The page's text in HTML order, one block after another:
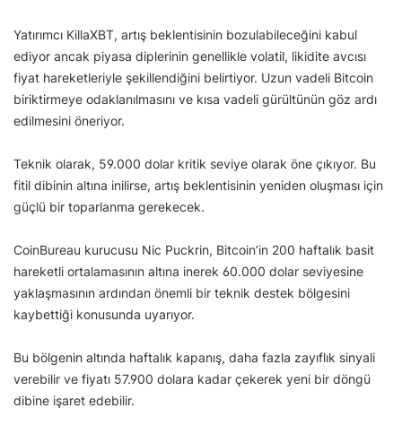
Yatırımcı KillaXBT, artış beklentisinin bozulabileceğini kabul
ediyor ancak piyasa diplerinin genellikle volatil, likidite avcısı
fiyat hareketleriyle şekillendiğini belirtiyor. Uzun vadeli Bitcoin
biriktirmeye odaklanılmasını ve kısa vadeli gürültünün göz ardı
edilmesini öneriyor.
Teknik olarak, 59.000 dolar kritik seviye olarak öne çıkıyor. Bu
fitil dibinin altına inilirse, artış beklentisinin yeniden oluşması için
güçlü bir toparlanma gerekecek.
CoinBureau kurucusu Nic Puckrin, Bitcoin’in 200 haftalık basit
hareketli ortalamasının altına inerek 60.000 dolar seviyesine
yaklaşmasının ardından önemli bir teknik destek bölgesini
kaybettiği konusunda uyarıyor.
Bu bölgenin altında haftalık kapanış, daha fazla zayıflık sinyali
verebilir ve fiyatı 57.900 dolara kadar çekerek yeni bir döngü
dibine işaret edebilir.